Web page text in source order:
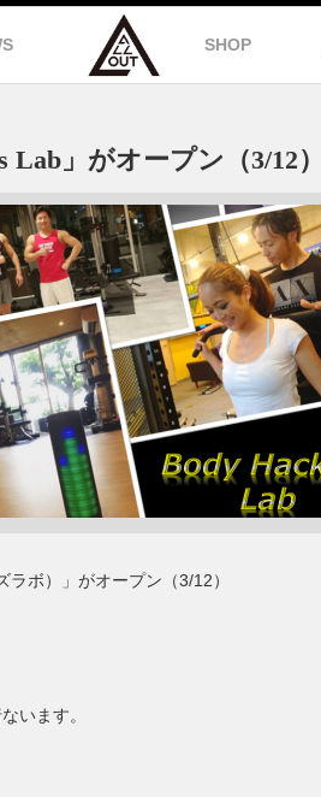
SHOP
」がオープン（3/12）
ボ）」がオープン（3/12）
います。